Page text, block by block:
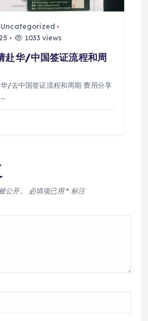
Uncategorized
1033 views
赴华/中国签证流程和周
/去中国签证流程和周期 费用分享
公开。 必填项已用* 标注